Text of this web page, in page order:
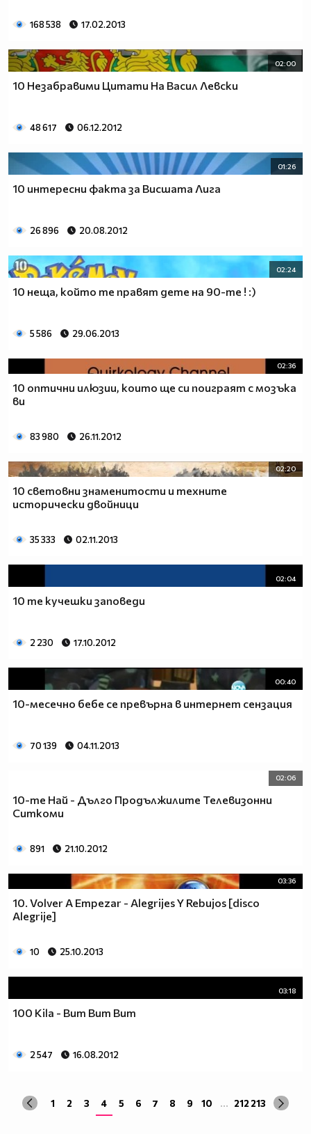
168 538 17.02.2013
02:00
10 Незабравими Цитати На Васил Левски
48 617 06.12.2012
01:26
10 интересни факта за Висшата Лига
26 896 20.08.2012
02:24
10 неща, който те правят дете на 90-те ! :)
5 586 29.06.2013
02:36
10 оптични илюзии, които ще си поиграят с мозъка
ви
83 980 26.11.2012
02:20
10 световни знаменитости и техните
исторически двойници
35 333 02.11.2013
02:04
10 те кучешки заповеди
2 230 17.10.2012
00:40
10-месечно бебе се превърна в интернет сензация
70 139 04.11.2013
02:06
10-те Най - Дълго Продължилите Телевизонни
Ситкоми
891 21.10.2012
03:36
10. Volver A Empezar - Alegrijes Y Rebujos [disco
Alegrije]
10 25.10.2013
03:18
100 Kila - Bum Bum Bum
2 547 16.08.2012
1 2 3 4 5 6 7 8 9 10 ... 212 213